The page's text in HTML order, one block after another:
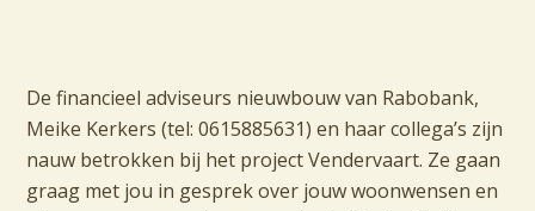
De financieel adviseurs nieuwbouw van Rabobank,
Meike Kerkers (tel: 0615885631) en haar collega’s zijn
nauw betrokken bij het project Vendervaart. Ze gaan
graag met jou in gesprek over jouw woonwensen en